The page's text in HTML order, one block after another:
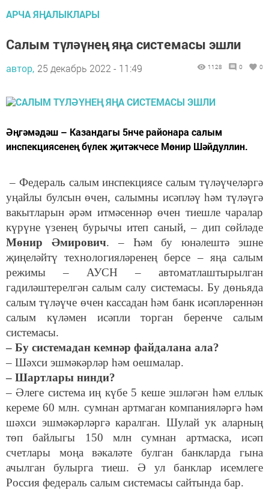
АРЧА ЯҢАЛЫКЛАРЫ
Салым түләүнең яңа системасы эшли
автор, 25 декабрь 2022 - 11:49 1128 0 0
Әңгәмәдәш – Казандагы 5нче районара салым
инспекциясенең бүлек җитәкчесе Мөнир Шәйдуллин.
– Федераль салым инспекциясе салым түләүчеләргә
уңайлы булсын өчен, салымны исәпләү һәм түләүгә
вакытларын әрәм итмәсеннәр өчен тиешле чаралар
күрүне үзенең бурычы итеп саный, – дип сөйләде
Мөнир Әмирович. – Һәм бу юнәлештә эшне
җиңеләйтү технологияләренең берсе – яңа салым
режимы – АУСН – автоматлаштырылган
гадиләштерелгән салым салу системасы. Бу дөньяда
салым түләүче өчен кассадан һәм банк исәпләреннән
салым күләмен исәпли торган беренче салым
системасы.
– Бу системадан кемнәр файдалана ала?
– Шәхси эшмәкәрләр һәм оешмалар.
– Шартлары нинди?
– Әлеге система иң күбе 5 кеше эшләгән һәм еллык
кереме 60 млн. сумнан артмаган компанияләргә һәм
шәхси эшмәкәрләргә каралган. Шулай ук аларның
төп байлыгы 150 млн сумнан артмаска, исәп
счетлары моңа вәкаләте булган банкларда гына
ачылган булырга тиеш. Ә ул банклар исемлеге
Россия федераль салым системасы сайтында бар.